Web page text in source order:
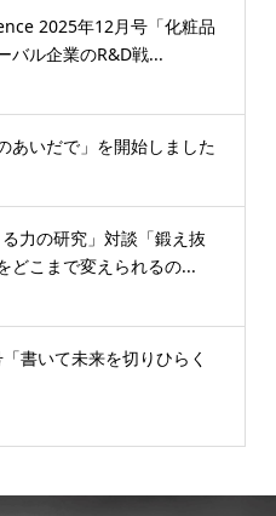
2025年12月号「化粧品
バル企業のR&D戦...
あいだで」を開始しました
力の研究」対談「鍛え抜
どこまで変えられるの...
書いて未来を切りひらく